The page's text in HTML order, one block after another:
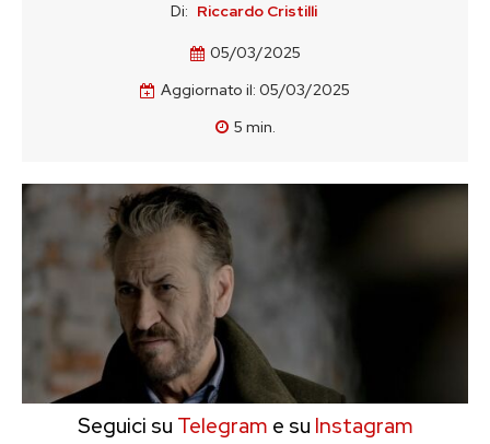
Di: Riccardo Cristilli
05/03/2025
Aggiornato il: 05/03/2025
5 min.
Seguici su Telegram e su Instagram